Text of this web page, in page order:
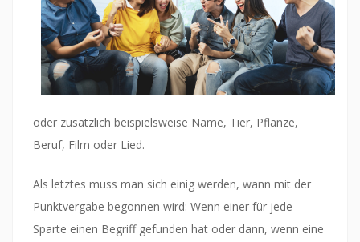
oder zusätzlich beispielsweise Name, Tier, Pflanze,
Beruf, Film oder Lied.
Als letztes muss man sich einig werden, wann mit der
Punktvergabe begonnen wird: Wenn einer für jede
Sparte einen Begriff gefunden hat oder dann, wenn eine